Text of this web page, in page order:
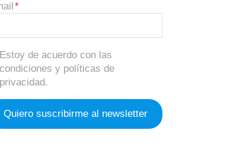
Estoy de acuerdo con las
condiciones y políticas de
privacidad.